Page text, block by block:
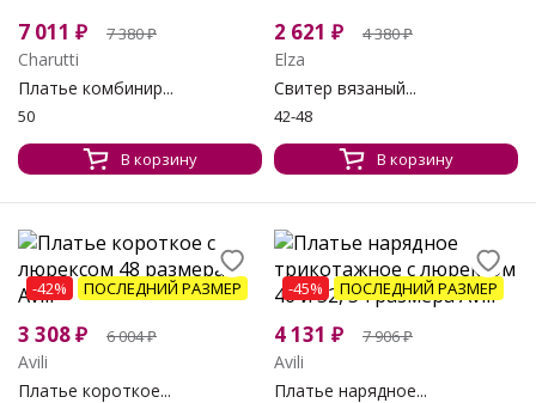
7 011 ₽ 7 380₽
Charutti
Платье комбинир...
50
В корзину
2 621 ₽ 4 380₽
Elza
Свитер вязаный...
42-48
В корзину
-42% ПОСЛЕДНИЙ РАЗМЕР
3 308₽ 6 004₽
Avili
Платье короткое...
-45% ПОСЛЕДНИЙ РАЗМЕР
4 131 ₽ 7 906₽
Avili
Платье нарядное...